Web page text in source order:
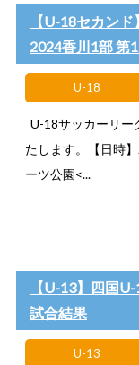
【U-18セカン
2024香川1部 第
U-18
U-18サッカーリー
たします。【日時
ーツ公園<...
【U-13】四国
試合結果
U-13